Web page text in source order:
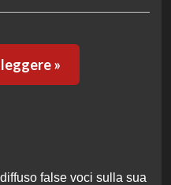
»
false voci sulla sua